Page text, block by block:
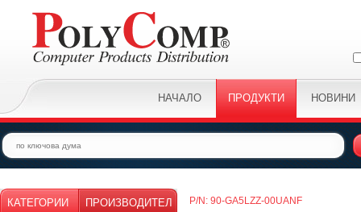
НАЧАЛО ПРОДУКТИ НОВИНИ
КАТЕГОРИИ ПРОИЗВОДИТЕЛ
P/N: 90-GA5LZZ-00UANF